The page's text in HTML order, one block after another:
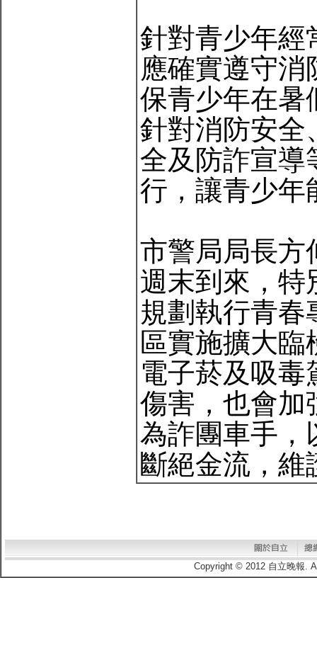
針對青少年經
應確實遵守
保青少年在暑
針對消防安全
全及防詐宣導
行，讓青少年
市警局局長方
週末到來，特
規劃執行青春
區實施擴大
電子菸及吸
傷害，也會加
為詐團車手，
斷絕金流，維
Copyright © 2012 自立晚報.